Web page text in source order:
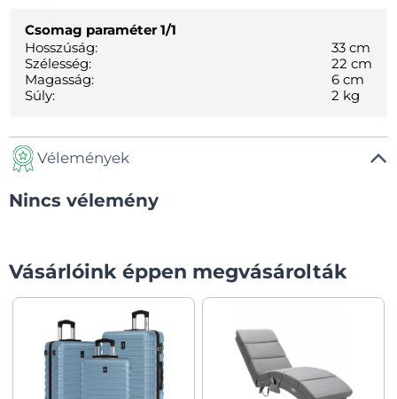
Csomag paraméter 1/1
Hosszúság:
33 cm
Szélesség:
22 cm
Magasság:
6 cm
Súly:
2 kg
Vélemények
Nincs vélemény
Vásárlóink éppen megvásárolták